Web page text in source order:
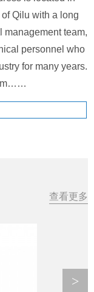
Qilu with a long
management team,
personnel who
for many years.
m……
查看更多
>